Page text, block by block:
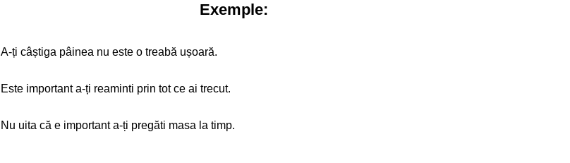
Exemple:
A-ți câștiga pâinea nu este o treabă ușoară.
Este important a-ți reaminti prin tot ce ai trecut.
Nu uita că e important a-ți pregăti masa la timp.